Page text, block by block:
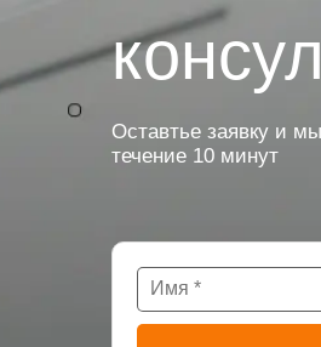
Оставтье заявку и
течение 10 минут